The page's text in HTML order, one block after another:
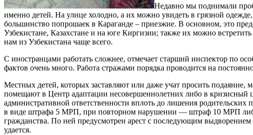
Недавно мы поднимали
именно детей. На улице холодно, а их можно увидеть в грязной
большинство попрошаек в Караганде – приезжие. В основном, это
Узбекистане, Казахстане и на юге Киргизии; также их можно
нам из Узбекистана чаще всего.
С иностранцами работать сложнее, отмечает старший инспектор по
фактов очень много. Работа стражами порядка проводится на
Местных детей, которых заставляют или даже учат просить подаяние,
помещают в Центр адаптации несовершеннолетних либо в кризисный
административной ответственности вплоть до лишения родительских
в виде штрафа 5 МРП, при повторном нарушении — штраф 10 МРП либо
гражданства. По ней предусмотрен арест с последующим
удается.